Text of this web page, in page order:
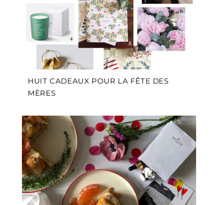
HUIT CADEAUX POUR LA FÊTE DES
MÈRES